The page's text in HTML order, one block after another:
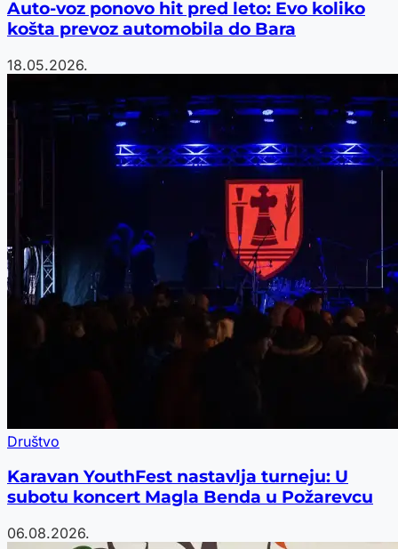
Auto-voz ponovo hit pred leto: Evo koliko
košta prevoz automobila do Bara
18.05.2026.
Društvo
Karavan YouthFest nastavlja turneju: U
subotu koncert Magla Benda u Požarevcu
06.08.2026.